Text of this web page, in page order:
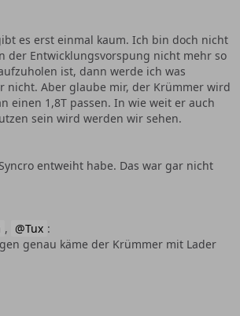
es erst einmal kaum. Ich bin doch nicht
der Entwicklungsvorspung nicht mehr so
ist, dann werde ich was
nicht. Aber glaube mir, der Krümmer wird
einen 1,8T passen. In wie weit er auch
sein wird werden wir sehen.
entweiht habe. Das war gar nicht
, Tux :
genau käme der Krümmer mit Lader